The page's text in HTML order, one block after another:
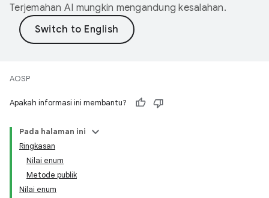
Terjemahan AI mungkin mengandung kesalahan.
AOSP
Apakah informasi ini membantu?
Pada halaman ini
Ringkasan
Nilai enum
Metode publik
Nilai enum